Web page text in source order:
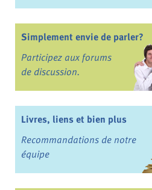
Simplement envie de parler?
Participez aux forums
de discussion.
Livres, liens et bien plus
Recommandations de notre
équipe